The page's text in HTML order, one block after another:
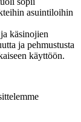
asuintiloihin
käsinojien
ja pehmustusta
käyttöön.